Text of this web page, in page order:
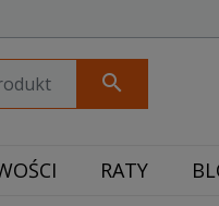
search
RATY